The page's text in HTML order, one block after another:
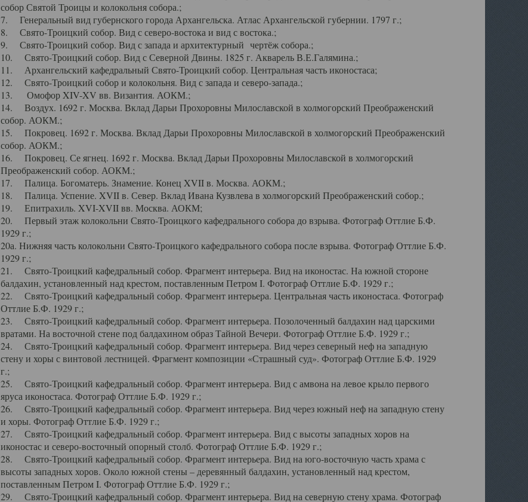
собор Святой Троицы и колокольня собора.;
7. Генеральный вид губернского города Архангельска. Атлас Архангельской губернии. 1797 г.;
8. Свято-Троицкий собор. Вид с северо-востока и вид с востока.;
9. Свято-Троицкий собор. Вид с запада и архитектурный чертёж собора.;
10. Свято-Троицкий собор. Вид с Северной Двины. 1825 г. Акварель В.Е.Галямина.;
11. Архангельский кафедральный Свято-Троицкий собор. Центральная часть иконостаса;
12. Свято-Троицкий собор и колокольня. Вид с запада и северо-запада.;
13. Омофор XIV-XV вв. Византия. АОКМ.;
14. Воздух. 1692 г. Москва. Вклад Дарьи Прохоровны Милославской в холмогорский Преображенский
собор. АОКМ.;
15. Покровец. 1692 г. Москва. Вклад Дарьи Прохоровны Милославской в холмогорский Преображенский
собор. АОКМ.;
16. Покровец. Се ягнец. 1692 г. Москва. Вклад Дарьи Прохоровны Милославской в холмогорский
Преображенский собор. АОКМ.;
17. Палица. Богоматерь. Знамение. Конец XVII в. Москва. АОКМ.;
18. Палица. Успение. XVII в. Север. Вклад Ивана Кузвлева в холмогорский Преображенский собор.;
19. Епитрахиль. XVI-XVII вв. Москва. АОКМ;
20. Первый этаж колокольни Свято-Троицкого кафедрального собора до взрыва. Фотограф Оттлие Б.Ф.
1929 г.;
20а. Нижняя часть колокольни Свято-Троицкого кафедрального собора после взрыва. Фотограф Оттлие Б.Ф.
1929 г.;
21. Свято-Троицкий кафедральный собор. Фрагмент интерьера. Вид на иконостас. На южной стороне
балдахин, установленный над крестом, поставленным Петром I. Фотограф Оттлие Б.Ф. 1929 г.;
22. Свято-Троицкий кафедральный собор. Фрагмент интерьера. Центральная часть иконостаса. Фотограф
Оттлие Б.Ф. 1929 г.;
23. Свято-Троицкий кафедральный собор. Фрагмент интерьера. Позолоченный балдахин над царскими
вратами. На восточной стене под балдахином образ Тайной Вечери. Фотограф Оттлие Б.Ф. 1929 г.;
24. Свято-Троицкий кафедральный собор. Фрагмент интерьера. Вид через северный неф на западную
стену и хоры с винтовой лестницей. Фрагмент композиции «Страшный суд». Фотограф Оттлие Б.Ф. 1929
г.;
25. Свято-Троицкий кафедральный собор. Фрагмент интерьера. Вид с амвона на левое крыло первого
яруса иконостаса. Фотограф Оттлие Б.Ф. 1929 г.;
26. Свято-Троицкий кафедральный собор. Фрагмент интерьера. Вид через южный неф на западную стену
и хоры. Фотограф Оттлие Б.Ф. 1929 г.;
27. Свято-Троицкий кафедральный собор. Фрагмент интерьера. Вид с высоты западных хоров на
иконостас и северо-восточный опорный столб. Фотограф Оттлие Б.Ф. 1929 г.;
28. Свято-Троицкий кафедральный собор. Фрагмент интерьера. Вид на юго-восточную часть храма с
высоты западных хоров. Около южной стены – деревянный балдахин, установленный над крестом,
поставленным Петром I. Фотограф Оттлие Б.Ф. 1929 г.;
29. Свято-Троицкий кафедральный собор. Фрагмент интерьера. Вид на северную стену храма. Фотограф